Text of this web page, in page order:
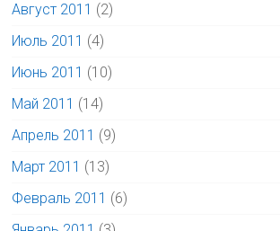
Август 2011 (2)
Июль 2011 (4)
Июнь 2011 (10)
Май 2011 (14)
Апрель 2011 (9)
Март 2011 (13)
Февраль 2011 (6)